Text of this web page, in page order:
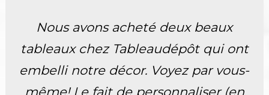
Nous avons acheté deux beaux
tableaux chez Tableaudépôt qui ont
embelli notre décor. Voyez par vous-
même! Le fait de personnaliser (en